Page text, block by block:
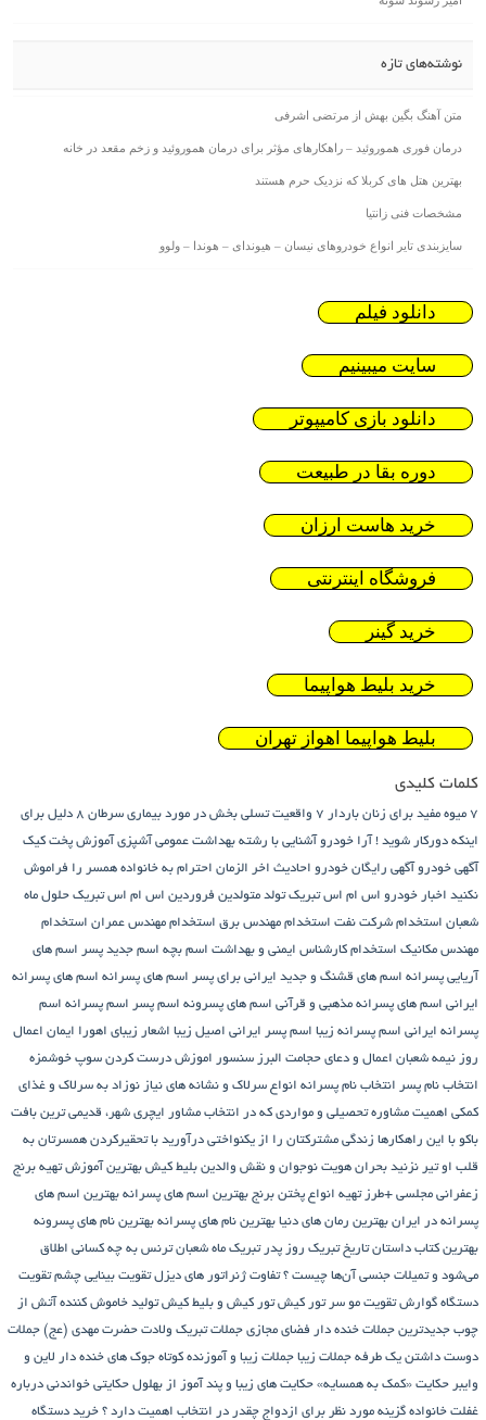
نوشته‌های تازه
متن آهنگ بگین بهش از مرتضی اشرفی
درمان فوری هموروئید – راهکارهای مؤثر برای درمان هموروئید و زخم مقعد در خانه
بهترین هتل های کربلا که نزدیک حرم هستند
مشخصات فنی زانتیا
سایزبندی تایر انواع خودروهای نیسان – هیوندای – هوندا – ولوو
دانلود فیلم
سایت میبینیم
دانلود بازی کامیپوتر
دوره بقا در طبیعت
خرید هاست ارزان
فروشگاه اینترنتی
خرید گینر
خرید بلیط هواپیما
بلیط هواپیما اهواز تهران
کلمات کلیدی
7 میوه مفید برای زنان باردار 7 واقعیت تسلی بخش در مورد بیماری سرطان
8 دلیل برای
اینکه دورکار شوید ! آرا خودرو آشنایی با رشته بهداشت عمومی آشپزی آموزش پخت کیک
آگهی خودرو آگهی رایگان خودرو احادیث اخر الزمان احترام به خانواده همسر را فراموش
نکنید اخبار خودرو اس ام اس تبریک تولد متولدین فروردین اس ام اس تبریک حلول ماه
شعبان استخدام شرکت نفت استخدام مهندس برق استخدام مهندس عمران استخدام
مهندس مکانیک استخدام کارشناس ایمنی و بهداشت اسم بچه اسم جدید پسر اسم های
آریایی پسرانه اسم های قشنگ و جدید ایرانی برای پسر اسم های پسرانه اسم های پسرانه
ایرانی اسم های پسرانه مذهبی و قرآنی اسم های پسرونه اسم پسر اسم پسرانه اسم
پسرانه ایرانی اسم پسرانه زیبا اسم پسر ایرانی اصیل زیبا اشعار زیبای اهورا ایمان اعمال
روز نیمه شعبان اعمال و دعای حجامت البرز سنسور اموزش درست کردن سوپ خوشمزه
انتخاب نام پسر انتخاب نام پسرانه انواع سرلاک و نشانه های نیاز نوزاد به سرلاک و غذای
کمکی اهمیت مشاوره تحصیلی و مواردی که در انتخاب مشاور ایچری شهر، قدیمی ترین بافت
باکو با این راهکارها زندگی مشترکتان را از یکنواختی درآورید با تحقیرکردن همسرتان به
قلب او تیر نزنید بحران هویت نوجوان و نقش والدین بلیط کیش بهترین آموزش تهیه برنج
زعفرانی مجلسی +طرز تهیه انواع پختن برنج بهترین اسم های پسرانه بهترین اسم های
پسرانه در ایران بهترین رمان های دنیا بهترین نام های پسرانه بهترین نام های پسرونه
بهترین کتاب داستان تاریخ تبریک روز پدر تبریک ماه شعبان ترنس به چه کسانی اطلاق
می‌شود و تمیلات جنسی آن‌ها چیست ؟ تفاوت ژنراتور های دیزل تقویت بینایی چشم تقویت
دستگاه گوارش تقویت مو سر تور کیش تور کیش و بلیط کیش تولید خاموش کننده آتش از
چوب جدیدترین جملات خنده دار فضای مجازی جملات تبریک ولادت حضرت مهدی (عج) جملات
دوست داشتن یک طرفه جملات زیبا جملات زیبا و آموزنده کوتاه جوک های خنده دار لاین و
وایبر حکایت «کمک به همسایه» حکایت های زیبا و پند آموز از بهلول حکایتی خواندنی درباره
غفلت خانواده گزینه مورد نظر برای ازدواج چقدر در انتخاب اهمیت دارد ؟ خرید دستگاه